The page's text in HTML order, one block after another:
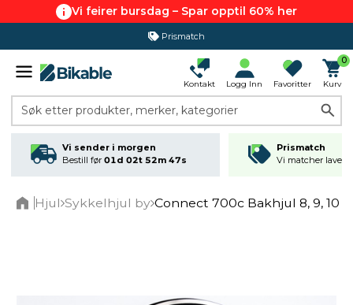
Vi feirer bursdag – Spar opptil 60% her
Prismatch
Kontakt Logg Inn Favoritter
0
Kurv
Søk etter produkter, merker, kategorier
Vi sender i morgen
Bestill før 01d 02t 52m 46s
Prismatch
Vi matcher
Hjul Sykkelhjul by Connect 700c Bakhjul 8, 9, 10